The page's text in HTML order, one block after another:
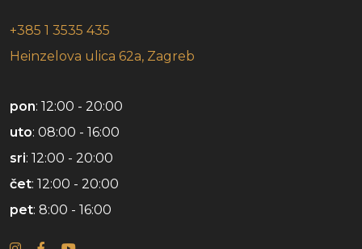
+385 1 3535 435
Heinzelova ulica 62a, Zagreb
pon: 12:00 - 20:00
uto: 08:00 - 16:00
sri: 12:00 - 20:00
čet: 12:00 - 20:00
pet: 8:00 - 16:00